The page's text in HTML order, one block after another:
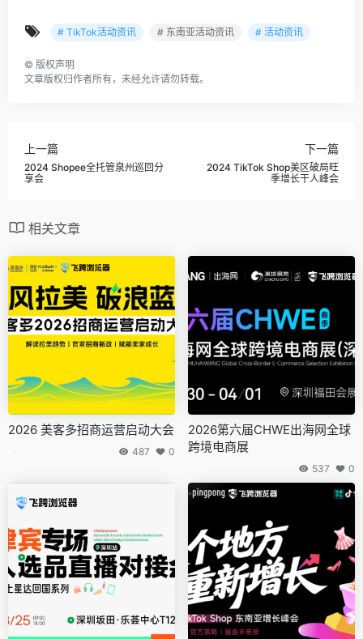
# TikTok活动资讯 # 东南亚活动资讯 # 活动资讯
© 版权声明
文章版权归作者所有，未经允许请勿转载。
上一篇
2024 Shopee全托管泉州巡回分
享会
下一篇
2024 TikTok Shop美区破局旺
季增长干人峰会
相关文章
2026 美客多招商运营启动大会
487 0
2026第六届CHWE出海网全球
跨境电商展
537 0